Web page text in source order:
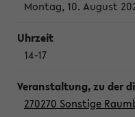
Montag, 10. August
14-17
270270 Sonstige